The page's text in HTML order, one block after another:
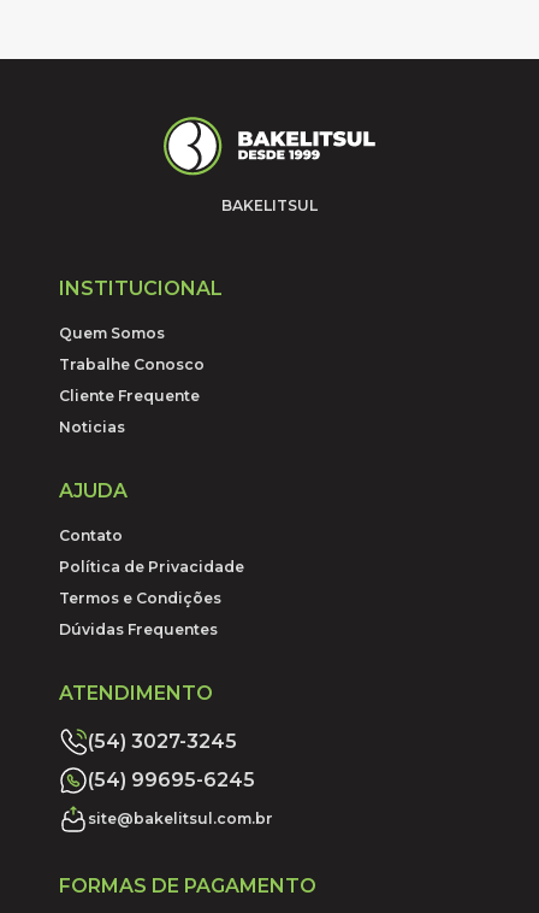
BAKELITSUL
INSTITUCIONAL
Quem Somos
Trabalhe Conosco
Cliente Frequente
Noticias
AJUDA
Contato
Política de Privacidade
Termos e Condições
Dúvidas Frequentes
ATENDIMENTO
(54) 3027-3245
(54) 99695-6245
site@bakelitsul.com.br
FORMAS DE PAGAMENTO